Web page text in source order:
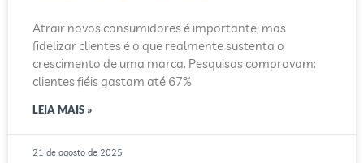
Atrair novos consumidores é importante, mas
fidelizar clientes é o que realmente sustenta o
crescimento de uma marca. Pesquisas comprovam:
clientes fiéis gastam até 67%
LEIA MAIS »
21 de agosto de 2025